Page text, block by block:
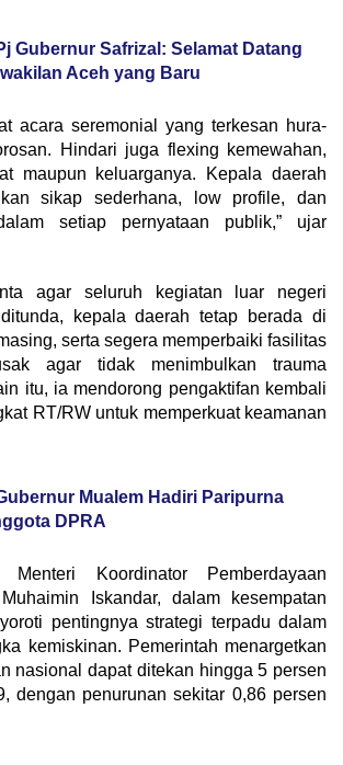
Gubernur Safrizal: Selamat Datang
Aceh yang Baru
acara seremonial yang terkesan hura-
Hindari juga flexing kemewahan,
maupun keluarganya. Kepala daerah
sikap sederhana, low profile, dan
setiap pernyataan publik,” ujar
agar seluruh kegiatan luar negeri
kepala daerah tetap berada di
serta segera memperbaiki fasilitas
agar tidak menimbulkan trauma
itu, ia mendorong pengaktifan kembali
RT/RW untuk memperkuat keamanan
Mualem Hadiri Paripurna
DPRA
Menteri Koordinator Pemberdayaan
Iskandar, dalam kesempatan
pentingnya strategi terpadu dalam
kemiskinan. Pemerintah menargetkan
nasional dapat ditekan hingga 5 persen
dengan penurunan sekitar 0,86 persen